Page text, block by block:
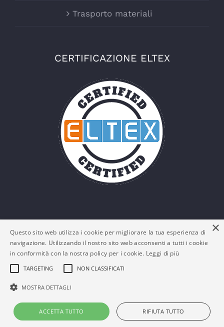
Trasporto materiali
CERTIFICAZIONE ELTEX
© Eltex Srl - P. IVA: 03161180132 -
×
Questo sito web utilizza i cookie per migliorare la tua esperienza di
navigazione. Utilizzando il nostro sito web acconsenti a tutti i cookie
in conformità con la nostra policy per i cookie. Leggi di più
TARGETING NON CLASSIFICATI
MOSTRA DETTAGLI
ACCETTA TUTTO RIFIUTA TUTTO